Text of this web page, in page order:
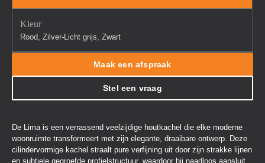
Kleur
Rood, Zilver-Licht grijs, Zwart
Maak een afspraak
Stel een vraag
De Lima is een verrassend veelzijdige houtkachel die elke moderne
woonruimte transformeert met zijn elegante, draaibare ontwerp. Deze
cilindervormige kachel straalt pure verfijning uit door zijn strakke lijnen
en subtiele gegroefde profielstructuur, waardoor hij naadloos aansluit